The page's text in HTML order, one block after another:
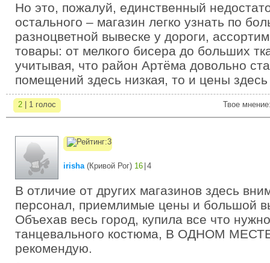
Но это, пожалуй, единственный
остального – магазин легко узнать по
разноцветной вывеске у дороги,
товары: от мелкого бисера до больших
учитывая, что район Артёма довольно
помещений здесь низкая, то и цены
2 | 1 голос Твое
irisha(Кривой Рог) 16 4
В отличие от других магазинов здесь
персонал, приемлимые цены и большой
Объехав весь город, купила все что
танцевального костюма, В ОДНОМ
рекомендую.